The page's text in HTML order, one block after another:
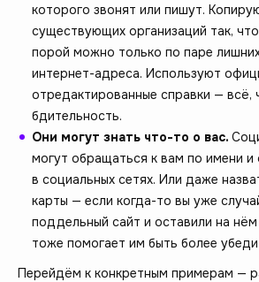
которого звонят или пишут.
существующих организаций так,
порой можно только по паре
интернет-адреса. Используют
отредактированные справки — всё,
бдительность.
Они могут знать что-то о вас.
могут обращаться к вам по имени и
в социальных сетях. Или даже
карты — если когда-то вы уже
поддельный сайт и оставили на
тоже помогает им быть более
Перейдём к конкретным примерам —